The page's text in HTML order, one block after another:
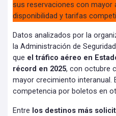
sus reservaciones con mayor
disponibilidad y tarifas
Datos analizados por la
la Administración de
que el tráfico aéreo en
récord en 2025, con octubre
mayor crecimiento interanual.
competencia por boletos en
Entre los destinos más